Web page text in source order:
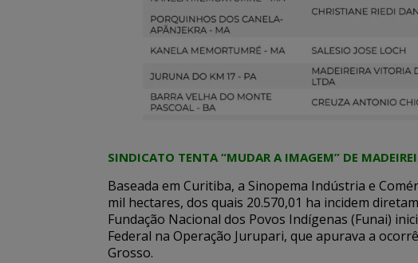
SINDICATO TENTA “MUDAR A IMAGEM” DE
Baseada em Curitiba, a Sinopema Indústria e
mil hectares, dos quais 20.570,01 ha incidem
Fundação Nacional dos Povos Indígenas (Funai)
Federal na Operação Jurupari, que apurava a
Grosso.